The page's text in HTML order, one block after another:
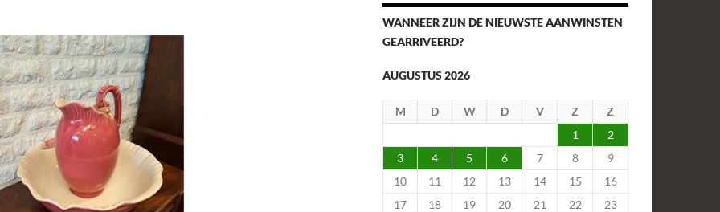
WANNEER ZIJN DE NIEUWSTE AANWINSTEN
GEARRIVEERD?
AUGUSTUS 2026
M D W D V Z
Z
1
2
3
4 5 6 7 8
9
10
11 12 13 14 15
16
17
18 19 20 21 22
23